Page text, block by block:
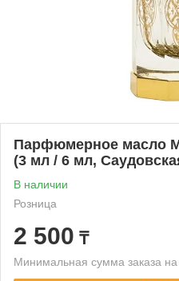
Парфюмерное масло
(3 мл / 6 мл,
В наличии
Розница
2 500 ₸
Минимальная сумма заказа